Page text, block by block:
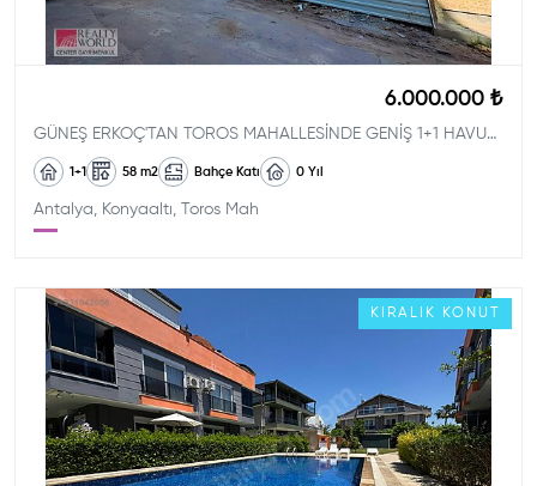
6.000.000 ₺
GÜNEŞ ERKOÇ'TAN TOROS MAHALLESİNDE GENİŞ 1+1 HAVUZLU DAİRE
1+1 58 m2 Bahçe Katı 0 Yıl
Antalya, Konyaaltı, Toros Mah
KIRALIK KONUT